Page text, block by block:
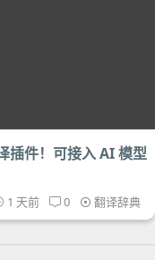
插件！可接入 AI 模型
1 天前 0 翻译辞典